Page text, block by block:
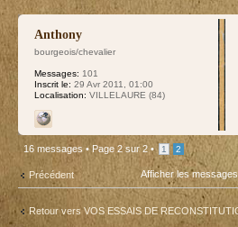
Anthony
bourgeois/chevalier
Messages: 101
Inscrit le: 29 Avr 2011, 01:00
Localisation: VILLELAURE (84)
16 messages •Page 2sur2 • 1 2
Précédent Afficher les
Retour vers VOS ESSAIS DE